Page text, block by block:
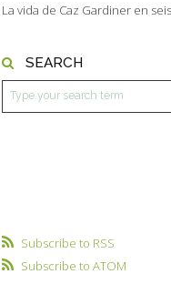
La vida de Caz Gardiner en
SEARCH
Subscribe to RSS
Subscribe to ATOM